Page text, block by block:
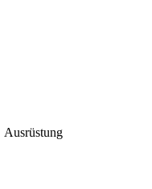
Ausrüstung